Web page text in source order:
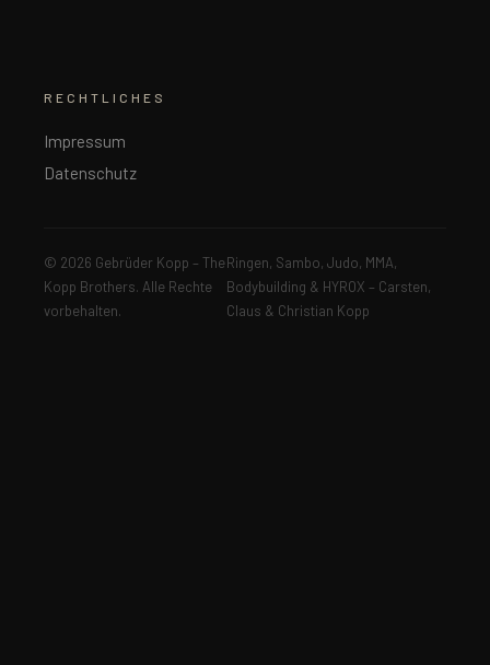
RECHTLICHES
Impressum
Datenschutz
© 2026 Gebrüder Kopp – The
Kopp Brothers. Alle Rechte
vorbehalten.
Ringen, Sambo, Judo, MMA,
Bodybuilding & HYROX – Carsten,
Claus & Christian Kopp